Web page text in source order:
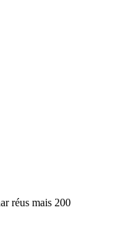
réus mais 200